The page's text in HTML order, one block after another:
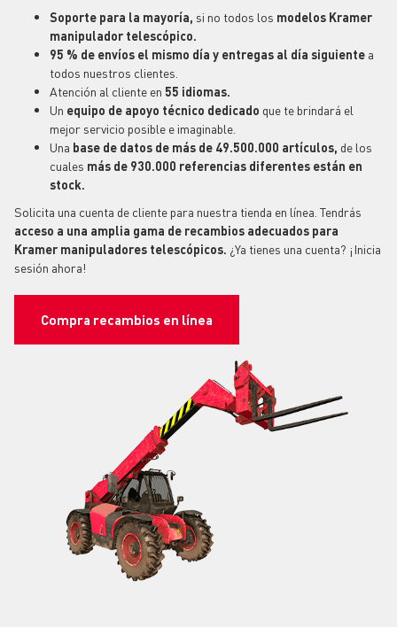
Soporte para la mayoría, si no todos los modelos Kramer
manipulador telescópico.
95 % de envíos el mismo día y entregas al día siguiente a
todos nuestros clientes.
Atención al cliente en 55 idiomas.
Un equipo de apoyo técnico dedicado que te brindará el
mejor servicio posible e imaginable.
Una base de datos de más de 49.500.000 artículos, de los
cuales más de 930.000 referencias diferentes están en
stock.
Solicita una cuenta de cliente para nuestra tienda en línea. Tendrás
acceso a una amplia gama de recambios adecuados para
Kramer manipuladores telescópicos. ¿Ya tienes una cuenta? ¡Inicia
sesión ahora!
Compra recambios en línea